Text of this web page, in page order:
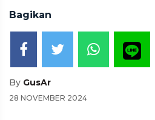
Bagikan
By GusAr
28 NOVEMBER 2024